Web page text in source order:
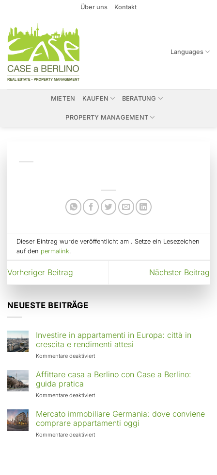
springen
Über uns Kontakt
Languages
MIETEN KAUFEN BERATUNG
PROPERTY MANAGEMENT
Dieser Eintrag wurde veröffentlicht am . Setze ein Lesezeichen
auf den permalink.
Vorheriger Beitrag Nächster Beitrag
NEUESTE BEITRÄGE
Investire in appartamenti in Europa: città in
crescita e rendimenti attesi
Kommentare deaktiviertfür
in
Europa:
in
crescita
rendimenti
Affittare casa a Berlino con Case a Berlino:
guida pratica
Kommentare deaktiviertfür
casa
a
Berlino
con
Mercato immobiliare Germania: dove conviene
comprare appartamenti oggi
Kommentare deaktiviertfür